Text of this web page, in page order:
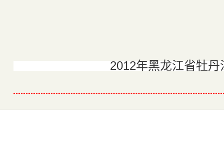
2012年黑龙江省牡